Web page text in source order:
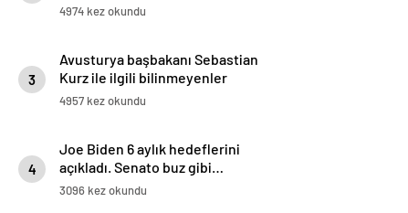
4974 kez okundu
3
Avusturya başbakanı Sebastian
Kurz ile ilgili bilinmeyenler
4957 kez okundu
4
Joe Biden 6 aylık hedeflerini
açıkladı. Senato buz gibi…
3096 kez okundu